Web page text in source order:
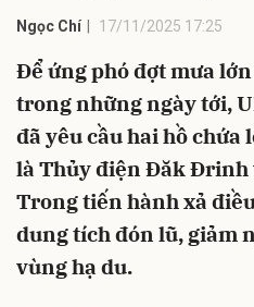
Ngọc Chí 17/11/2025 17:25
Để ứng phó đợt mưa
trong những ngày tới,
đã yêu cầu hai hồ
là Thủy điện Đăk Đrinh
Trong tiến hành xả
dung tích đón lũ, giảm
vùng hạ du.